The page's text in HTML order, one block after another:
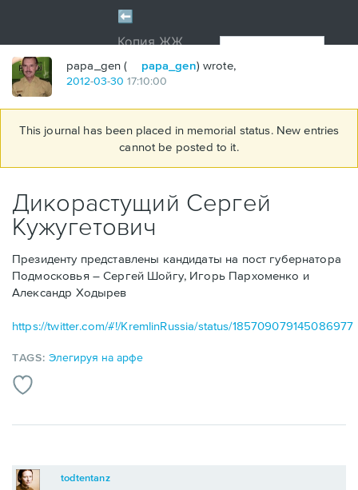
papa_gen ( papa_gen) wrote,
2012-03-30 17:10:00
This journal has been placed in memorial status. New entries
cannot be posted to it.
Дикорастущий Сергей
Кужугетович
Президенту представлены кандидаты на пост губернатора
Подмосковья – Сергей Шойгу, Игорь Пархоменко и
Александр Ходырев
https://twitter.com/#!/KremlinRussia/status/185709079145086977
TAGS:Элегируя на арфе
todtentanz